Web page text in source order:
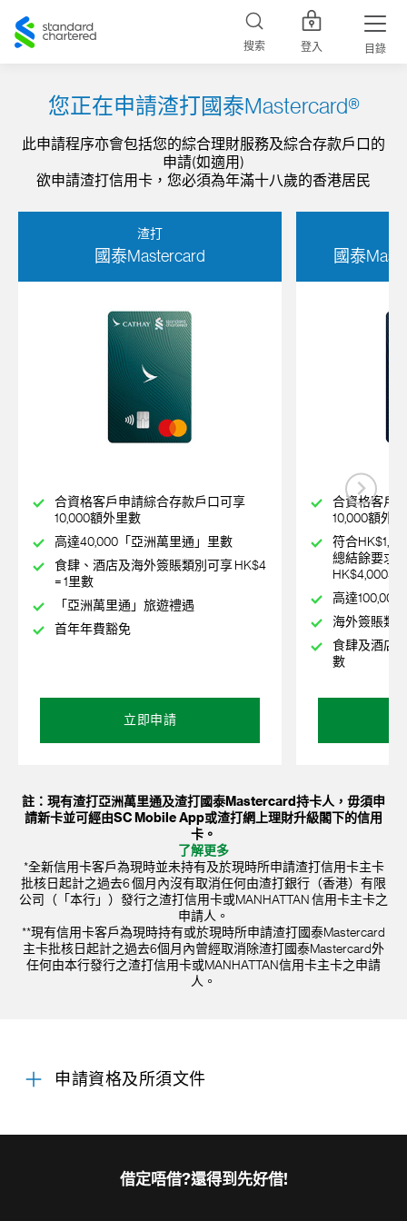
Standard
Chartered
搜索 登入 目錄
您正在申請渣打國泰Mastercard®
此申請程序亦會包括您的綜合理財服務及綜合存款戶口的
申請(如適用)
欲申請渣打信用卡，您必須為年滿十八歲的香港居民
渣打
國泰Mastercard
合資格客戶申請綜合存款戶口可享
10,000額外里數
高達40,000「亞洲萬里通」里數
食肆、酒店及海外簽賬類別可享 HK$4
= 1里數
「亞洲萬里通」旅遊禮遇
首年年費豁免
立即申請
國泰
合資格客戶
10,000額外
符合
總結餘要求
HK$4,000年
高達100,000
海外簽賬類
食肆及酒店
數
註：現有渣打亞洲萬里通及渣打國泰Mastercard持卡人，毋須申
請新卡並可經由SC Mobile App或渣打網上理財升級閣下的信用
卡。
了解更多
*全新信用卡客戶為現時並未持有及於現時所申請渣打信用卡主卡
批核日起計之過去6 個月內沒有取消任何由渣打銀行（香港）有限
公司（「本行」）發行之渣打信用卡或MANHATTAN 信用卡主卡之
申請人。
**現有信用卡客戶為現時持有或於現時所申請渣打國泰Mastercard
主卡批核日起計之過去6個月內曾經取消除渣打國泰Mastercard外
任何由本行發行之渣打信用卡或MANHATTAN信用卡主卡之申請
人。
申請資格及所須文件
借定唔借?還得到先好借!